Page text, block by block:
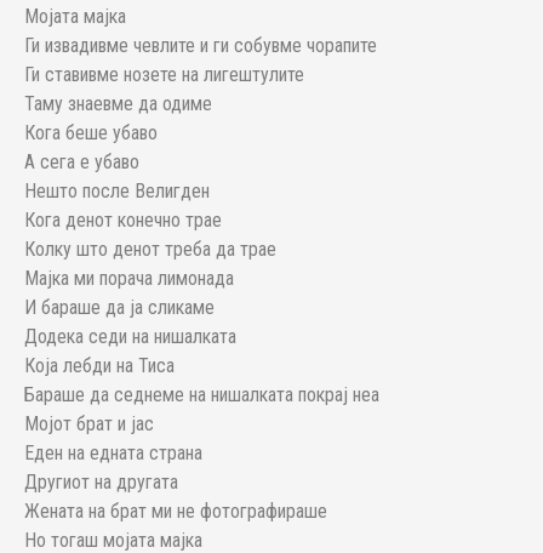
Мојата мајка
Ги извадивме чевлите и ги собувме чорапите
Ги ставивме нозете на лигештулите
Таму знаевме да одиме
Кога беше убаво
А сега е убаво
Нешто после Велигден
Кога денот конечно трае
Колку што денот треба да трае
Мајка ми порача лимонада
И бараше да ја сликаме
Додека седи на нишалката
Која лебди на Тиса
Бараше да седнеме на нишалката покрај неа
Мојот брат и јас
Еден на едната страна
Другиот на другата
Жената на брат ми не фотографираше
Но тогаш мојата мајка